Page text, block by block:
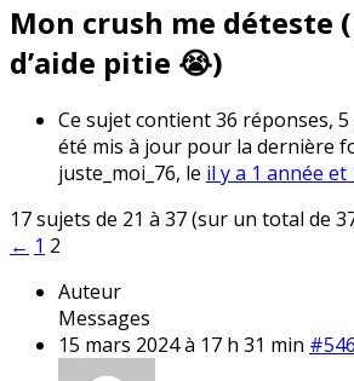
Mon crush me déteste
d’aide pitie 😭)
Ce sujet contient 36 réponses,
été mis à jour pour la dernière
juste_moi_76, le il y a 1 année et
17 sujets de 21 à 37 (sur un total de
← 1 2
Auteur
Messages
15 mars 2024 à 17 h 31 min